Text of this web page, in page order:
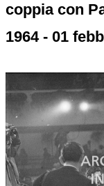
coppia con
1964 - 01